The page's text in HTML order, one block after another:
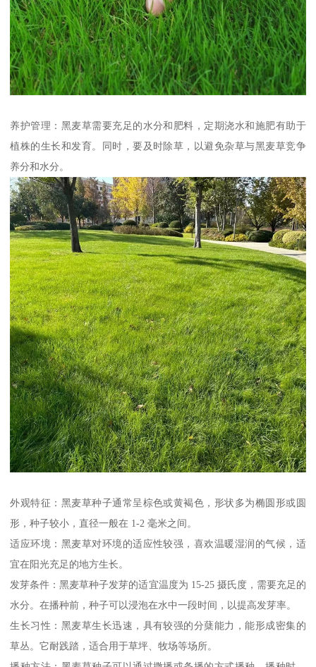
养护管理：黑麦草需要充足的水分和肥料，定期浇水和施肥有助于
植株的生长和发育。同时，要及时除草，以避免杂草与黑麦草竞争
养分和水分。
外观特征：黑麦草种子通常呈棕色或黄褐色，形状多为椭圆形或圆
形，种子较小，直径一般在 1-2 毫米之间。
适应环境：黑麦草对环境的适应性较强，喜欢温暖湿润的气候，适
宜在阳光充足的地方生长。
发芽条件：黑麦草种子发芽的适宜温度为 15-25 摄氏度，需要充足的
水分。在播种前，种子可以浸泡在水中一段时间，以提高发芽率。
生长习性：黑麦草生长迅速，具有较强的分蘖能力，能形成密集的
草丛。它耐践踏，适合用于草坪、牧场等场所。